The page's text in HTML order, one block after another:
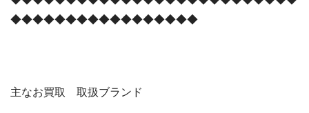
◆◆◆◆◆◆◆◆◆◆◆◆◆◆◆◆◆
主なお買取 取扱ブランド